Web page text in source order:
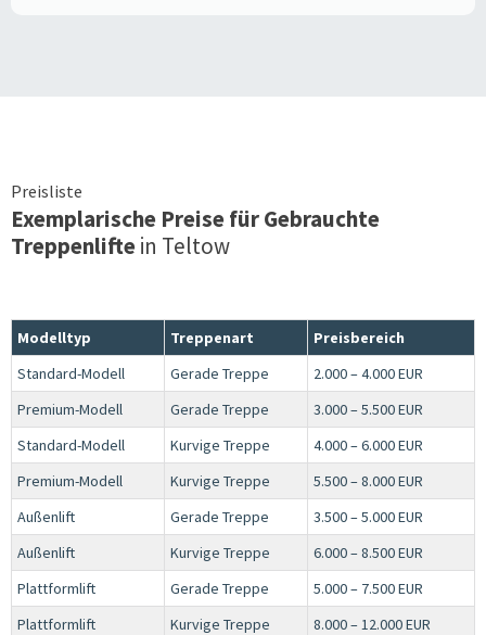
Preisliste
Exemplarische Preise für Gebrauchte
Treppenliftein Teltow
Modelltyp Treppenart
Preisbereich
Standard-Modell
Gerade Treppe
2.000 – 4.000 EUR
Premium-Modell
Gerade Treppe
3.000 – 5.500 EUR
Standard-Modell
Kurvige Treppe
4.000 – 6.000 EUR
Premium-Modell
Kurvige Treppe
5.500 – 8.000 EUR
Außenlift
Gerade Treppe
3.500 – 5.000 EUR
Außenlift
Kurvige Treppe
6.000 – 8.500 EUR
Plattformlift
Gerade Treppe
5.000 – 7.500 EUR
Plattformlift
Kurvige Treppe 8.000 – 12.000 EUR